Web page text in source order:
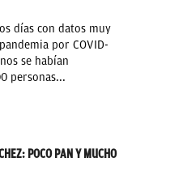
días con datos muy
por COVID-
se habían
personas...
POCO PAN Y MUCHO